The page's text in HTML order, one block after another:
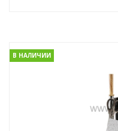
В НАЛИЧИИ